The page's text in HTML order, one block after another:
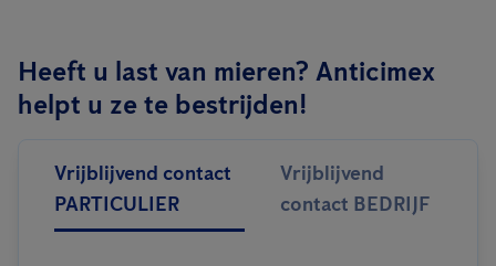
Heeft u last van mieren? Anticimex
helpt u ze te bestrijden!
Vrijblijvend contact
PARTICULIER
Vrijblijvend
contact BEDRIJF